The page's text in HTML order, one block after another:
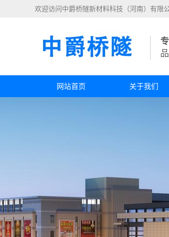
欢迎访问中爵桥隧新材料科技（河南）有限公
网站首页 关于我们